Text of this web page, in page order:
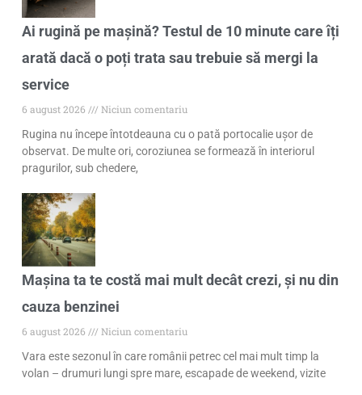
Ai rugină pe mașină? Testul de 10 minute care îți
arată dacă o poți trata sau trebuie să mergi la
service
6 august 2026
Niciun comentariu
Rugina nu începe întotdeauna cu o pată portocalie ușor de
observat. De multe ori, coroziunea se formează în interiorul
pragurilor, sub chedere,
Mașina ta te costă mai mult decât crezi, și nu din
cauza benzinei
6 august 2026
Niciun comentariu
Vara este sezonul în care românii petrec cel mai mult timp la
volan – drumuri lungi spre mare, escapade de weekend, vizite